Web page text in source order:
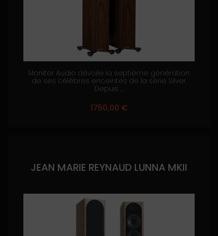
Monitor Audio dévoile la septième génération
de ses célèbres enceintes de la série Silver.
Depuis ...
1750,00 €
JEAN MARIE REYNAUD LUNNA MKII